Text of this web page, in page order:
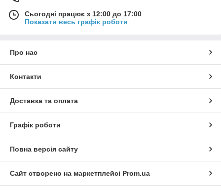
Сьогодні працює з 12:00 до 17:00
Показати весь графік роботи
Про нас
Контакти
Доставка та оплата
Графік роботи
Повна версія сайту
Сайт створено на маркетплейсі Prom.ua